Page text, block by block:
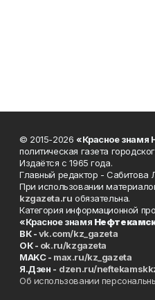
© 2015-2026 «Красное знамя
политическая газета
Издаётся с 1965 года.
Главный редактор - Сабитова
При использовании
kzgazeta.ru обязательна.
Категория информационной
«Красное знамя
ВК -vk.com/kz_gazeta
ОК - ok.ru/kzgazeta
MAKC - max.ru/kz_gazeta
Я.Дзен - dzen.ru/
Об использовании